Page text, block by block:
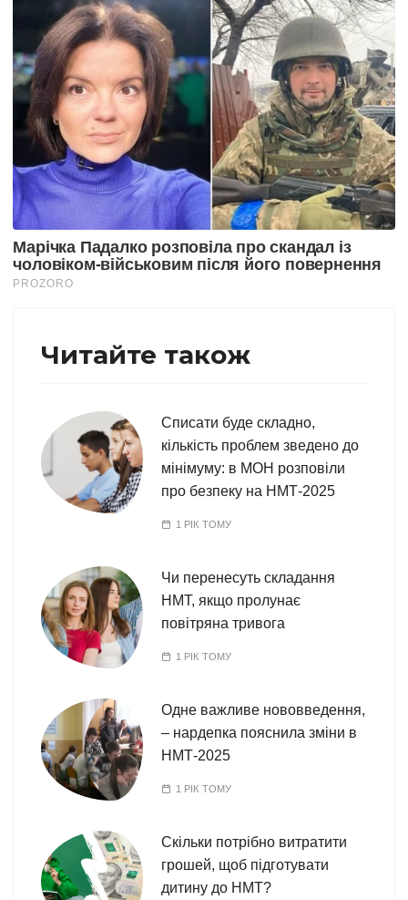
Читайте також
Списати буде складно,
кількість проблем зведено до
мінімуму: в МОН розповіли
про безпеку на НМТ-2025
1 РІК ТОМУ
Чи перенесуть складання
НМТ, якщо пролунає
повітряна тривога
1 РІК ТОМУ
Одне важливе нововведення,
– нардепка пояснила зміни в
НМТ-2025
1 РІК ТОМУ
Скільки потрібно витратити
грошей, щоб підготувати
дитину до НМТ?